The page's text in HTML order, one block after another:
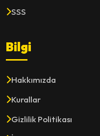
SSS
Bilgi
Hakkımızda
Kurallar
Gizlilik Politikası